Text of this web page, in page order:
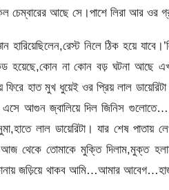
আছে সে।পাশে লিরা আর ওর
নিলে ঠিক হয়ে
হয়েছে,কোন না কোন বড় ঘটনা আছে
হাত মুখ ধুয়েই ওর প্রিয় লাল
এসে আগুন জ্বালিয়ে দিল জিনিস
লাল ডায়েরিটা। যার শেষ পাতায়
থেকে তোমাকে মুক্তি দিলাম,মুক্ত
জড়িয়ে থাকব আমি…আমার